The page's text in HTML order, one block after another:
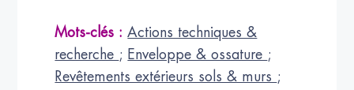
Mots-clés : Actions techniques &
recherche ; Enveloppe & ossature ;
Revêtements extérieurs sols & murs ;